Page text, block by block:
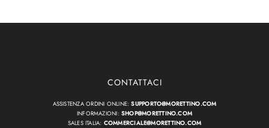
CONTATTACI
ASSISTENZA ORDINI ONLINE:SUPPORTO@MORETTINO.COM
INFORMAZIONI:SHOP@MORETTINO.COM
SALES ITALIA: COMMERCIALE@MORETTINO.COM